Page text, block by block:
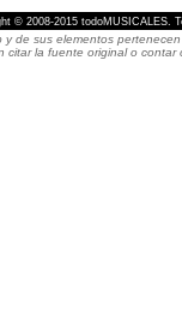
© 2008-2015 todoMUSICALES.
de sus elementos
la fuente original o